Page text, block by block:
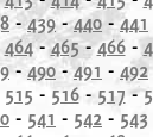
-439-440 -441
464-465-466-
- 490 -491 - 492
515 - 516- 517 -
- 541 - 542 - 543